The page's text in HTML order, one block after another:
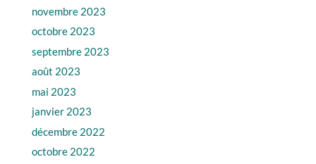
novembre 2023
octobre 2023
septembre 2023
août 2023
mai 2023
janvier 2023
décembre 2022
octobre 2022